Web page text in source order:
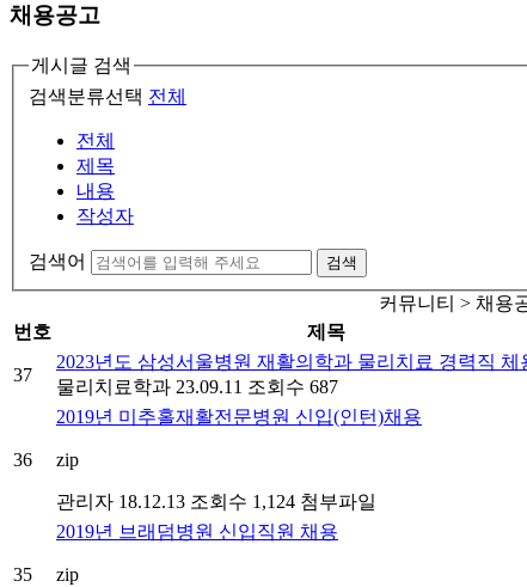
채용공고
게시글 검색
검색분류선택 전체
전체
제목
내용
작성자
검색어 검색
커뮤니티 > 채용
번호
제목
37
2023년도 삼성서울병원 재활의학과 물리치료 경력직 체
물리치료학과 23.09.11 조회수 687
36
2019년 미추홀재활전문병원 신입(인턴)채용
zip
관리자 18.12.13 조회수 1,124 첨부파일
35
2019년 브래덤병원 신입직원 채용
zip